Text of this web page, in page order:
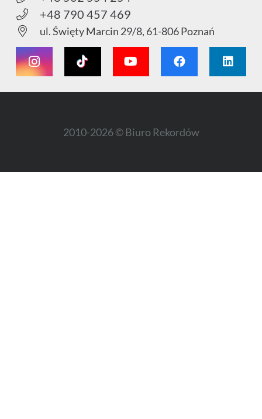
+48 790 457 469
ul. Święty Marcin 29/8, 61-806 Poznań
2010-2026 © Biuro Rekordów